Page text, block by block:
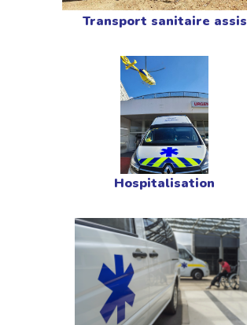
Transport sanitaire assis
Hospitalisation